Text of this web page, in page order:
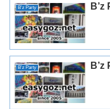
B'z Party
B'z Party B’z